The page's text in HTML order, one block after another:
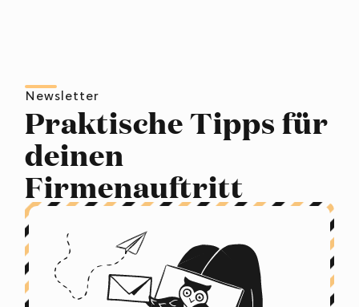
Newsletter
Praktische Tipps für
deinen
Firmenauftritt